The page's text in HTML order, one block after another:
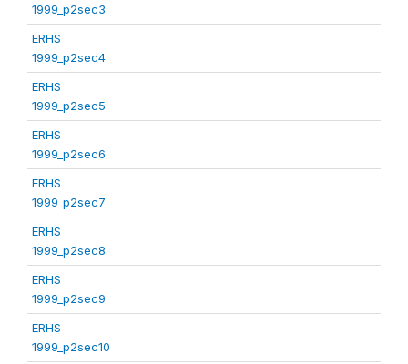
1999_p2sec3
ERHS
1999_p2sec4
ERHS
1999_p2sec5
ERHS
1999_p2sec6
ERHS
1999_p2sec7
ERHS
1999_p2sec8
ERHS
1999_p2sec9
ERHS
1999_p2sec10